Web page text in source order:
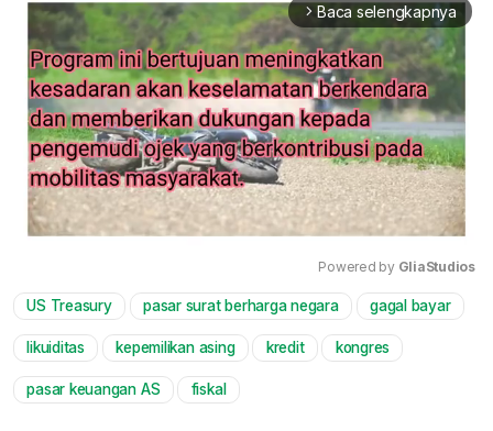
arrow_forward_ios Baca selengkapnya
Mute
Powered by GliaStudios
US Treasury pasar surat berharga negara gagal bayar
likuiditas kepemilikan asing kredit kongres
pasar keuangan AS fiskal